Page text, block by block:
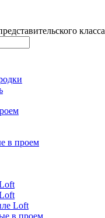
класса
в проем
Loft
в проем